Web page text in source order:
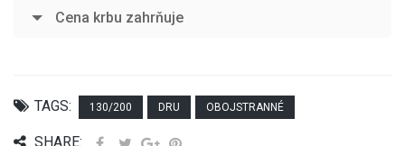
Cena krbu zahrňuje
TAGS: 130/200 DRU OBOJSTRANNÉ
SHARE: